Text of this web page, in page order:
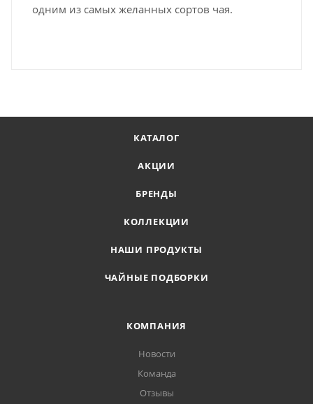
одним из самых желанных сортов чая.
КАТАЛОГ
АКЦИИ
БРЕНДЫ
КОЛЛЕКЦИИ
НАШИ ПРОДУКТЫ
ЧАЙНЫЕ ПОДБОРКИ
КОМПАНИЯ
Новости
Команда
Отзывы